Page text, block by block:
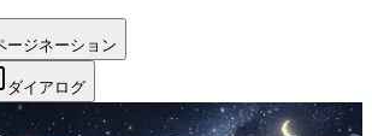
ージネーション
ダイアログ